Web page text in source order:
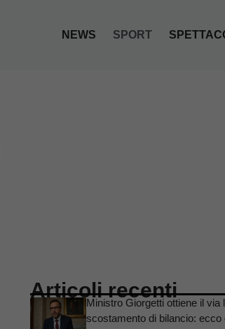
NEWS SPORT
Articoli recenti
Ministro Giorgetti ottiene il via
scostamento di bilancio: ecco